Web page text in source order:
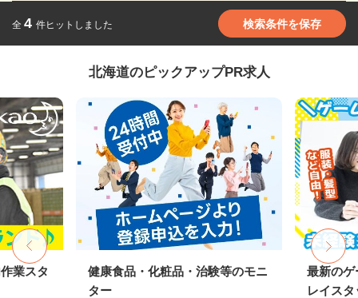
全 4 件ヒットしました 検索条件を保存
北海道のピックアップPR求人
業スタ
健康食品・化粧品・治験等のモニ
ター
最新のゲ
レイスタ